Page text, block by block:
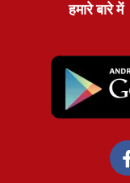
हमारे बारे में